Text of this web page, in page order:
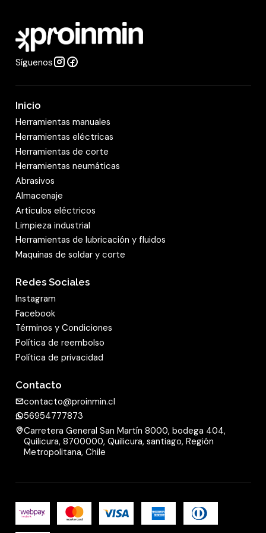
d
Síguenos
Inicio
Herramientas manuales
Herramientas eléctricas
Herramientas de corte
Herramientas neumáticas
Abrasivos
Almacenaje
Artículos eléctricos
Limpieza industrial
Herramientas de lubricación y fluidos
Maquinas de soldar y corte
Redes Sociales
Instagram
Facebook
Términos y Condiciones
Política de reembolso
Política de privacidad
Contacto
contacto@proinmin.cl
56954777873
Carretera General San Martín 8000, bodega 404,
Quilicura, 8700000, Quilicura, santiago, Región
Metropolitana, Chile